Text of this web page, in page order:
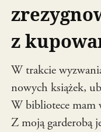
z
W trakcie
nowych książek,
W bibliotece mam
Z moją garderobą